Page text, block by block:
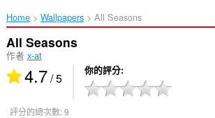
Home Wallpapers All Seasons‎
All Seasons
作者 x-at
4.7/ 5 你的評分
評分的總次數:9